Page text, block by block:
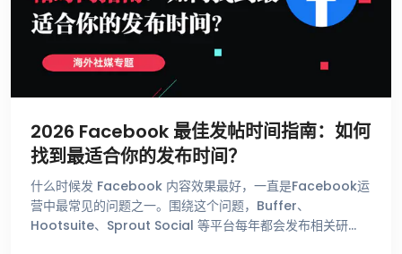
2026 Facebook 最佳发帖时间指南：如何
找到最适合你的发布时间？
什么时候发 Facebook 内容效果最好，一直是Facebook运
营中最常见的问题之一。围绕这个问题，Buffer、
Hootsuite、Sprout Social 等平台每年都会发布相关研